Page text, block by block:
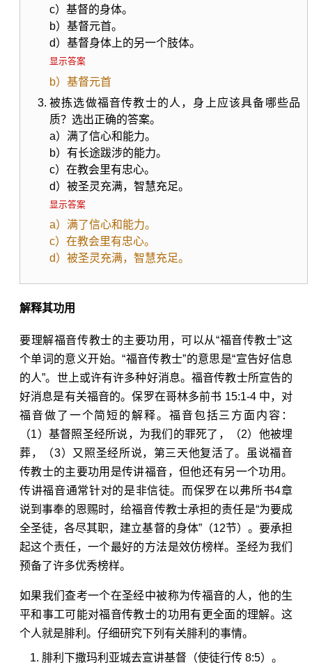
c）基督的身体。
b）基督元首。
d）基督身体上的另一个肢体。
显示答案
b）基督元首
被拣选做福音传教士的人，身上应该具备哪些品
质？选出正确的答案。
a）满了信心和能力。
b）有长途跋涉的能力。
c）在教会里有忠心。
d）被圣灵充满，智慧充足。
显示答案
a）满了信心和能力。
c）在教会里有忠心。
d）被圣灵充满，智慧充足。
解释其功用
要理解福音传教士的主要功用，可以从“福音传教士”这
个单词的意义开始。“福音传教士”的意思是“宣告好信息
的人”。世上或许有许多种好消息。福音传教士所宣告的
好消息是有关福音的。保罗在哥林多前书 15:1-4中，对
福音做了一个简短的解释。福音包括三方面内容：
（1）基督照圣经所说，为我们的罪死了，（2）他被埋
葬，（3）又照圣经所说，第三天他复活了。虽说福音
传教士的主要功用是传讲福音，但他还有另一个功用。
传讲福音通常针对的是非信徒。而保罗在以弗所书4章
说到事奉的恩赐时，给福音传教士承担的责任是“为要成
全圣徒，各尽其职，建立基督的身体”（12节）。要承担
起这个责任，一个最好的方法是效仿榜样。圣经为我们
预备了许多优秀榜样。
如果我们查考一个在圣经中被称为传福音的人，他的生
平和事工可能对福音传教士的功用有更全面的理解。这
个人就是腓利。仔细研究下列有关腓利的事情。
腓利下撒玛利亚城去宣讲基督（使徒行传 8:5）。